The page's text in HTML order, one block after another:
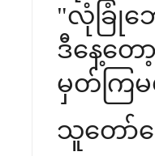
"လုံခြုံဘေ
ဒီနေ့တေ
မှတ်ကြ
သူတော်က